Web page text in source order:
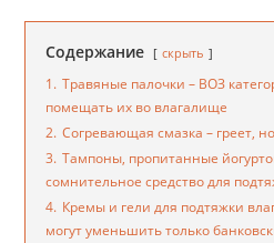
Содержание скрыть
1. Травяные палочки – ВОЗ
помещать их во влагалище
2. Согревающая смазка – греет,
3. Тампоны, пропитанные
сомнительное средство для
4. Кремы и гели для подтяжки
могут уменьшить только